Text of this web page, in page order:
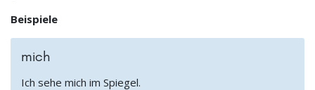
Beispiele
mich
Ich sehe mich im Spiegel.